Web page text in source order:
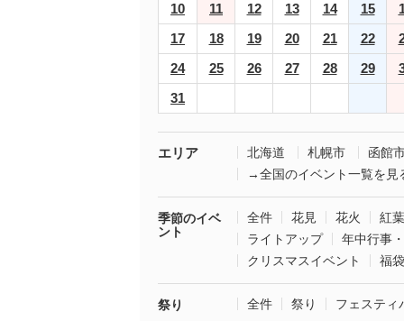
10
11 12 13 14 15
17
18 19 20 21 22
24
25 26 27 28 29
31
エリア 北海道 札幌市
函館
→全国のイベント一覧を見
季節のイベ
ント
全件 花見 花火
紅葉
ライトアップ
年中行事
クリスマスイベント
福
祭り 全件 祭り フェスティ